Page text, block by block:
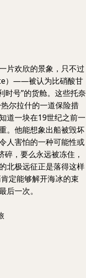
片欢欣的景象，只不过
）——被认为比硝酸甘
号”的货舱。这些托奈
尔拉什的一道保险措
道一块在19世纪之前一
。他能想象出船被毁坏
人害怕的一种可能性或
，要么永远被冻住，
北极远征正是落得这样
定能够解开海冰的束
一次。